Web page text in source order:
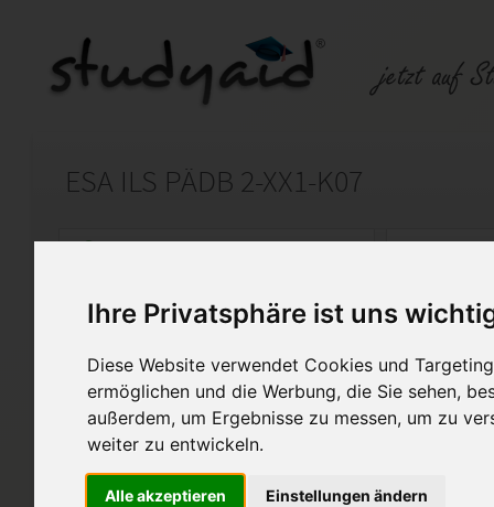
Ihre Privatsphäre ist uns
Diese Website verwendet Cookies und
ermöglichen und die Werbung, die Sie sehen,
außerdem, um Ergebnisse zu messen, um zu
weiter zu entwickeln.
Alle akzeptieren Einstellungen ändern
ESA ILS PÄDB 2-XX1-K07
Auf StudyAid.de verkaufen
Startseite Wirtschaft
Rechtsgrundlagen
Benotung: 1,0 / 100 von 100
inklusive Korrektur des
Einsendeaufgabe wurde im